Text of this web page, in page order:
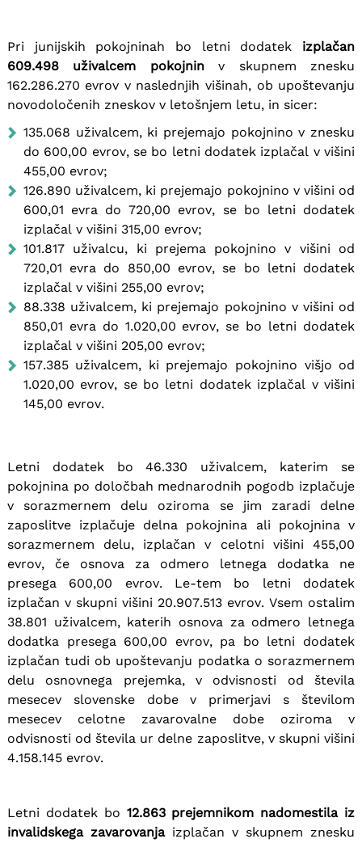
Pri junijskih pokojninah bo letni dodatek izplačan
609.498 uživalcem pokojninv skupnem znesku
162.286.270 evrov v naslednjih višinah, ob upoštevanju
novodoločenih zneskov v letošnjem letu, in sicer:
135.068 uživalcem, ki prejemajo pokojnino v znesku
do 600,00 evrov, se bo letni dodatek izplačal v višini
455,00 evrov;
126.890 uživalcem, ki prejemajo pokojnino v višini od
600,01 evra do 720,00 evrov, se bo letni dodatek
izplačal v višini 315,00 evrov;
101.817 uživalcu, ki prejema pokojnino v višini od
720,01 evra do 850,00 evrov, se bo letni dodatek
izplačal v višini 255,00 evrov;
88.338 uživalcem, ki prejemajo pokojnino v višini od
850,01 evra do 1.020,00 evrov, se bo letni dodatek
izplačal v višini 205,00 evrov;
157.385 uživalcem, ki prejemajo pokojnino višjo od
1.020,00 evrov, se bo letni dodatek izplačal v višini
145,00 evrov.
Letni dodatek bo 46.330 uživalcem, katerim se
pokojnina po določbah mednarodnih pogodb izplačuje
v sorazmernem delu oziroma se jim zaradi delne
zaposlitve izplačuje delna pokojnina ali pokojnina v
sorazmernem delu, izplačan v celotni višini 455,00
evrov, če osnova za odmero letnega dodatka ne
presega 600,00 evrov. Le-tem bo letni dodatek
izplačan v skupni višini 20.907.513 evrov. Vsem ostalim
38.801 uživalcem, katerih osnova za odmero letnega
dodatka presega 600,00 evrov, pa bo letni dodatek
izplačan tudi ob upoštevanju podatka o sorazmernem
delu osnovnega prejemka, v odvisnosti od števila
mesecev slovenske dobe v primerjavi s številom
mesecev celotne zavarovalne dobe oziroma v
odvisnosti od števila ur delne zaposlitve, v skupni višini
4.158.145 evrov.
Letni dodatek bo 12.863 prejemnikom nadomestila iz
invalidskega zavarovanjaizplačan v skupnem znesku